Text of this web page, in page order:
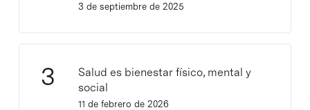
3 de septiembre de 2025
Salud es bienestar físico, mental y
social
11 de febrero de 2026